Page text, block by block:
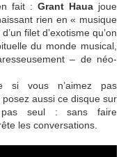
fait : Grant Haua joue
rien en « musique
filet d’exotisme qu’on
du monde musical,
– de néo-
si vous n’aimez pas
aussi ce disque sur
pas seul : sans faire
les conversations.